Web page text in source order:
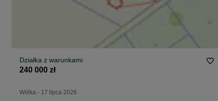
Działka z warunkami
240 000 zł
Wólka - 17 lipca 2026